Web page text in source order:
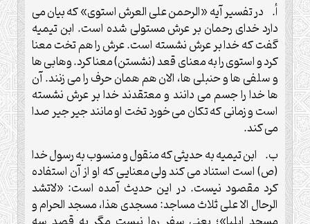
‌أ. در تفسیر آیه «الرحمن علی العرش استوی» که بیان می
دارد خدای رحمان بر عرش مستولی شده است. ابن تیمیه
گفت که خدا بر عرش نشسته است. عرش را هم تخت معنا
کرد و استوی را به معنای قعد (نشستن) معنا کرد. وهابی ها
و سلفی ها و حنبلی ها، الان هم همان حرف را می زنند. آن
ها خدا را جسم می دانند و معتقدند خدا بر عرش نشسته
است و زمانی که تکان می خورد تخت او مانند جیر جیر صدا
می کند.
‌ب. ابن تیمیه به حدیثی که منقول و منسوب به رسول خدا
(ص) است استناد می کند ولی معنایی که او از آن استفاده
کرد مقصود نیست. در این حدیث آمده است: «لاتشد
الرحال الا علی ثلاث مساجد: مسجدی هذا، مسجد الحرام و